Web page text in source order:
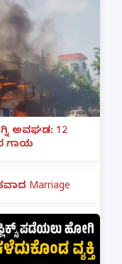
ಅವಘಡ: 12
ಗಾಯ
Marriage